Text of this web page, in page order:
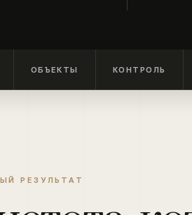
ОБЪЕКТЫ КОНТРОЛЬ
РЕЗУЛЬТАТ